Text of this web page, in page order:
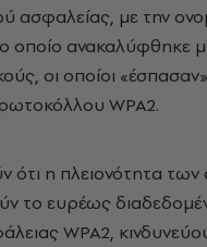
ασφαλείας, με την
οποίο ανακαλύφθηκε
οι οποίοι
WPA2.
ότι η πλειονότητα
το ευρέως
WPA2,